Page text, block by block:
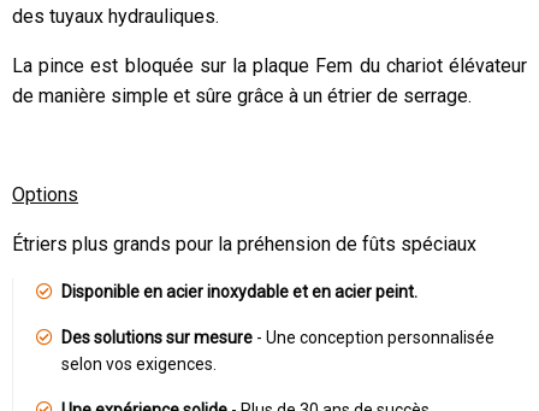
des tuyaux hydrauliques.
La pince est bloquée sur la plaque Fem du chariot élévateur
de manière simple et sûre grâce à un étrier de serrage.
Options
Étriers plus grands pour la préhension de fûts spéciaux
Disponible en acier inoxydable et en acier peint.
Des solutions sur mesure - Une conception personnalisée
selon vos exigences.